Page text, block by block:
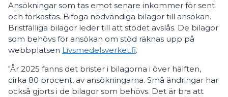
Ansökningar som tas emot senare inkommer för sent
och förkastas. Bifoga nödvändiga bilagor till ansökan.
Bristfälliga bilagor leder till att stödet avslås. De bilagor
som behövs för ansökan om stöd räknas upp på
webbplatsen Livsmedelsverket.fi.
"År 2025 fanns det brister i bilagorna i över hälften,
cirka 80 procent, av ansökningarna. Små ändringar har
också gjorts i de bilagor som behövs. Det är bra att